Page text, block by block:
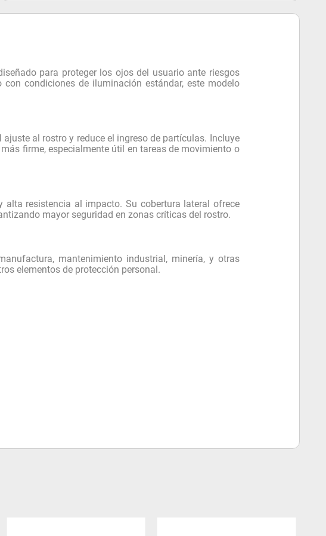
para proteger los ojos del usuario ante riesgos
condiciones de iluminación estándar, este modelo
ajuste al rostro y reduce el ingreso de partículas. Incluye
firme, especialmente útil en tareas de movimiento o
alta resistencia al impacto. Su cobertura lateral ofrece
mayor seguridad en zonas críticas del rostro.
mantenimiento industrial, minería, y otras
elementos de protección personal.